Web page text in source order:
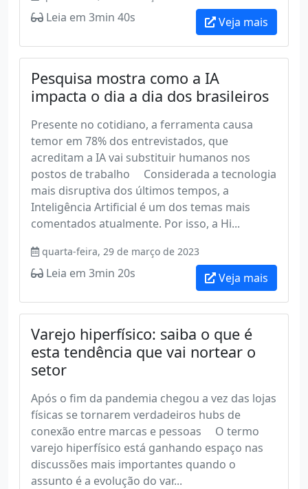
Leia em 3min 40s Veja mais
Pesquisa mostra como a IA
impacta o dia a dia dos brasileiros
Presente no cotidiano, a ferramenta causa
temor em 78% dos entrevistados, que
acreditam a IA vai substituir humanos nos
postos de trabalho Considerada a tecnologia
mais disruptiva dos últimos tempos, a
Inteligência Artificial é um dos temas mais
comentados atualmente. Por isso, a Hi...
quarta-feira, 29 de março de 2023
Leia em 3min 20s Veja mais
Varejo hiperfísico: saiba o que é
esta tendência que vai nortear o
setor
Após o fim da pandemia chegou a vez das lojas
físicas se tornarem verdadeiros hubs de
conexão entre marcas e pessoas O termo
varejo hiperfísico está ganhando espaço nas
discussões mais importantes quando o
assunto é a evolução do var...